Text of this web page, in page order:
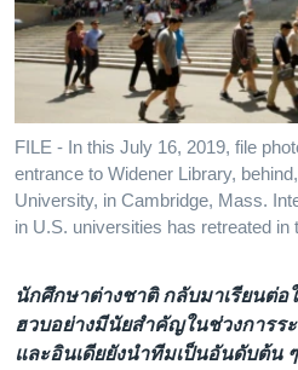
เรียนรู้ภาษาอังกฤษ
พอดคาสต์
ติดตามเรา
เลือกภาษา
FILE - In this July 16, 2019, file
entrance to Widener Library,
University, in Cambridge, Mass.
in U.S. universities has retreated in
นักศึกษาต่างชาติ กลับมาเรียนต่อ
ฮวบอย่างมีนัยสำคัญในช่วงการร
และอินเดียยังนำทีมเป็นอันดับต้น